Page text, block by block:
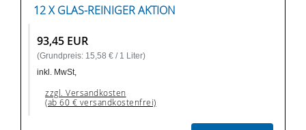
12 X GLAS-REINIGER AKTION
93,45 EUR
(Grundpreis: 15,58 € / 1 Liter)
inkl. MwSt,
zzgl. Versandkosten
(ab 60 € versandkostenfrei)